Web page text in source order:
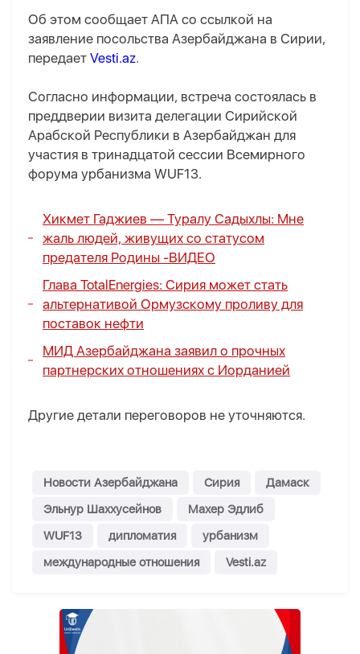
Об этом сообщает AПA со ссылкой на
заявление посольства Азербайджана в Сирии,
передает Vesti.az.
Согласно информации, встреча состоялась в
преддверии визита делегации Сирийской
Арабской Республики в Азербайджан для
участия в тринадцатой сессии Всемирного
форума урбанизма WUF13.
Хикмет Гаджиев — Туралу Садыхлы: Мне
жаль людей, живущих со статусом
предателя Родины -ВИДЕО
Глава TotalEnergies: Сирия может стать
альтернативой Ормузскому проливу для
поставок нефти
МИД Азербайджана заявил о прочных
партнерских отношениях с Иорданией
Другие детали переговоров не уточняются.
Новости Азербайджана Сирия
Дамаск
Эльнур Шаххусейнов
Махер Эдлиб
WUF13
дипломатия
урбанизм
международные отношения
Vesti.az